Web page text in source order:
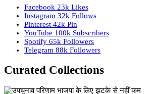
Facebook 23k Likes
Instagram 32k Follows
Pinterest 42k Pin
YouTube 100k Subscribers
Spotify 65k Followers
Telegram 88k Followers
Curated Collections